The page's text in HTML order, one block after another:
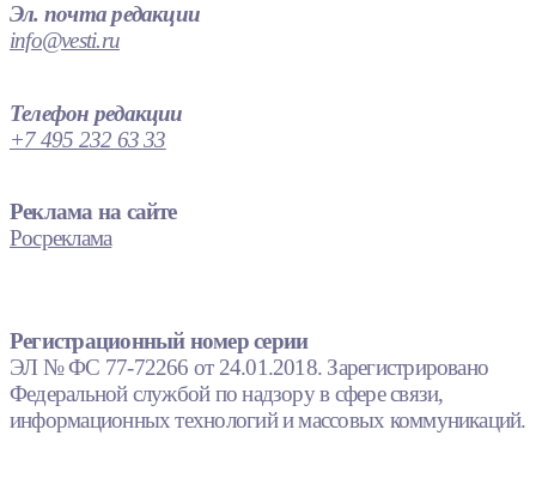
Эл. почта редакции
info@vesti.ru
Телефон редакции
+7 495 232 63 33
Реклама на сайте
Росреклама
Регистрационный номер серии
ЭЛ № ФС 77-72266 от 24.01.2018. Зарегистрировано
Федеральной службой по надзору в сфере связи,
информационных технологий и массовых коммуникаций.